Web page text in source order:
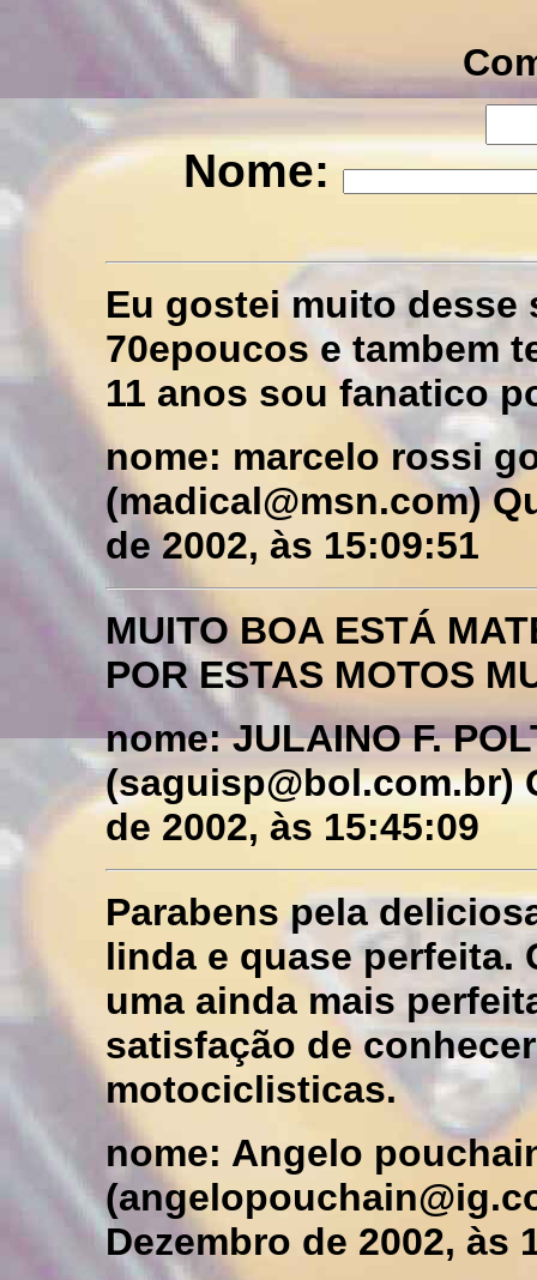
Nome:
Eu gostei muito desse
70epoucos e tambem
11 anos sou fanatico
nome: marcelo rossi
(madical@msn.com)
de 2002, às 15:09:51
MUITO BOA ESTÁ
POR ESTAS MOTOS
nome: JULAINO F.
(saguisp@bol.com.br)
de 2002, às 15:45:09
Parabens pela
linda e quase perfeita.
uma ainda mais
satisfação de
motociclisticas.
nome: Angelo
Dezembro de 2002, às